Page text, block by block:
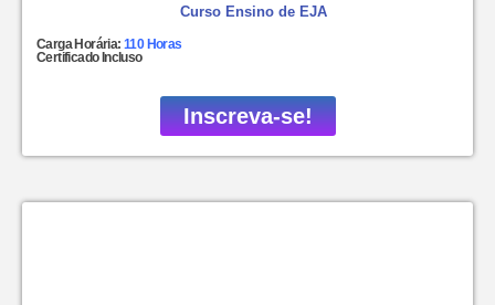
Curso Ensino de EJA
Carga Horária:110 Horas
Certificado Incluso
Inscreva-se!